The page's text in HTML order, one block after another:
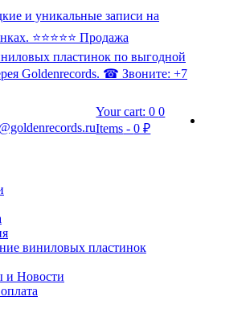
и уникальные записи на
⭐️⭐️⭐️⭐️⭐️ Продажа
пластинок по выгодной
Goldenrecords. ☎ Звоните: +7
Your cart: 00
Items -0 ₽
виниловых пластинок
и Новости